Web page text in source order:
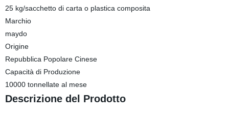
25 kg/sacchetto di carta o plastica composita
Marchio
maydo
Origine
Repubblica Popolare Cinese
Capacità di Produzione
10000 tonnellate al mese
Descrizione del Prodotto